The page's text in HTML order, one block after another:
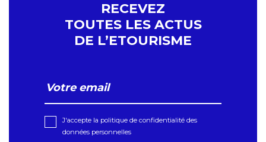
RECEVEZ
TOUTES LES ACTUS
DE L’ETOURISME
J'accepte la politique de confidentialité des
données personnelles